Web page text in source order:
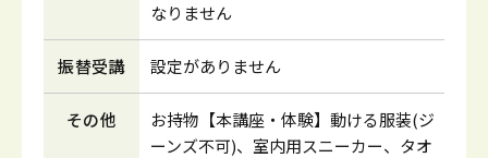
なりません
振替受講 設定がありません
その他
お持物【本講座・体験】動ける服装(ジ
ーンズ不可)、室内用スニーカー、タオ